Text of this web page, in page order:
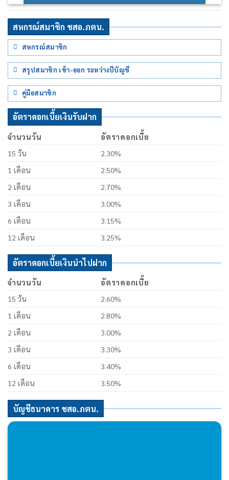
สหกรณ์สมาชิก ชสอ.ภตน.
สหกรณ์สมาชิก
สรุปสมาชิก เข้า-ออก ระหว่างปีบัญชี
คู่มือสมาชิก
อัตราดอกเบี้ยเงินรับฝาก
จำนวนวัน
อัตราดอกเบี้ย
15 วัน
2.30%
1 เดือน
2.50%
2 เดือน
2.70%
3 เดือน
3.00%
6 เดือน
3.15%
12 เดือน
3.25%
อัตราดอกเบี้ยเงินนำไปฝาก
จำนวนวัน
อัตราดอกเบี้ย
15 วัน
2.60%
1 เดือน
2.80%
2 เดือน
3.00%
3 เดือน
3.30%
6 เดือน
3.40%
12 เดือน
3.50%
บัญชีธนาคาร ชสอ.ภตน.